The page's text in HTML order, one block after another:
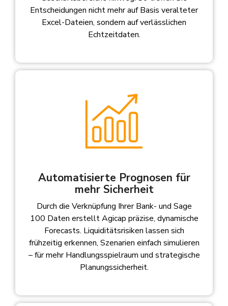
Mitarbeiterportal
Alle ERP Lösungen →
Alle ERP/DMS Lösungen →
O&S PPS Suite
Agicap – Liquidität
Newsletter
Spezial: E-Rechnung
Entscheidungen nicht mehr auf Basis veralteter
Excel-Dateien, sondern auf verlässlichen
Echtzeitdaten.
Automatisierte Prognosen für
mehr Sicherheit
Durch die Verknüpfung Ihrer Bank- und Sage
100 Daten erstellt Agicap präzise, dynamische
Forecasts. Liquiditätsrisiken lassen sich
frühzeitig erkennen, Szenarien einfach simulieren
– für mehr Handlungsspielraum und strategische
Planungssicherheit.